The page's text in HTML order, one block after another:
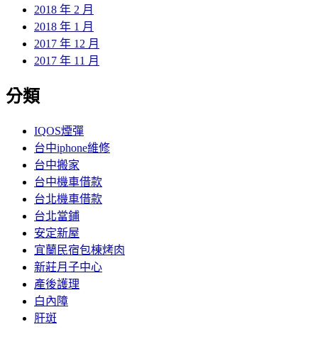
2018 年 2 月
2018 年 1 月
2017 年 12 月
2017 年 11 月
分類
IQOS煙彈
台中iphone維修
台中搬家
台中機車借款
台北機車借款
台北當鋪
安定新屋
宜蘭民宿包棟烤肉
新莊月子中心
產後護理
白內障
肝斑